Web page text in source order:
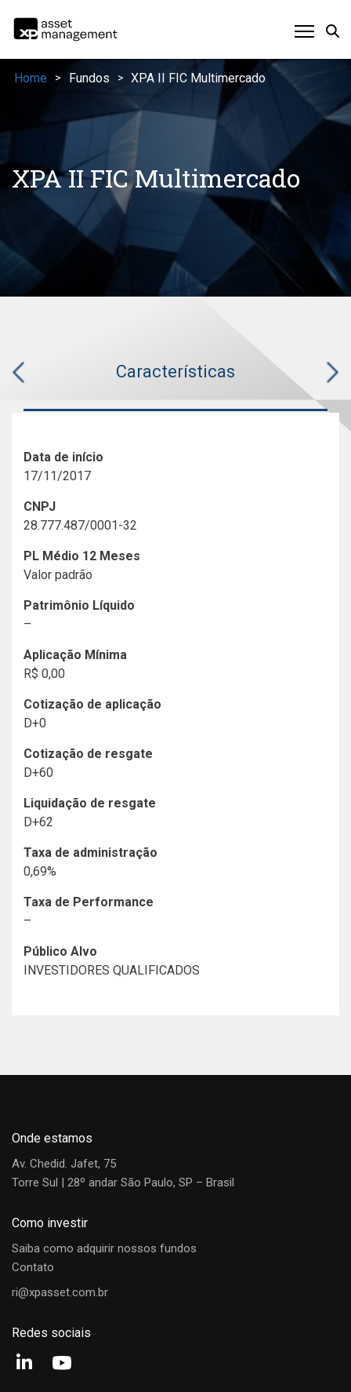
XPA II FIC Multimercado
Home > Fundos > XPA II FIC Multimercado
Características
Data de início
17/11/2017
CNPJ
28.777.487/0001-32
PL Médio 12 Meses
Valor padrão
Patrimônio Líquido
–
Aplicação Mínima
R$ 0,00
Cotização de aplicação
D+0
Cotização de resgate
D+60
Liquidação de resgate
D+62
Taxa de administração
0,69%
Taxa de Performance
–
Público Alvo
INVESTIDORES QUALIFICADOS
(R$)
Desde o início
Rogério Freitas.
CIO
Pedro Cunningham
Onde estamos
Av. Chedid. Jafet, 75
Torre Sul | 28º andar São Paulo, SP – Brasil
Como investir
Saiba como adquirir nossos fundos
Contato
ri@xpasset.com.br
Redes sociais